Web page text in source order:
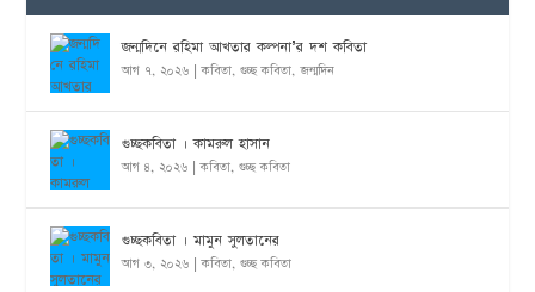
জন্মদিনে রহিমা আখতার কল্পনা’র দশ কবিতা
আগ ৭, ২০২৬ |কবিতা,গুচ্ছ কবিতা,জন্মদিন
গুচ্ছকবিতা । কামরুল হাসান
আগ ৪, ২০২৬ |কবিতা,গুচ্ছ কবিতা
গুচ্ছকবিতা । মামুন সুলতানের
আগ ৩, ২০২৬ |কবিতা,গুচ্ছ কবিতা